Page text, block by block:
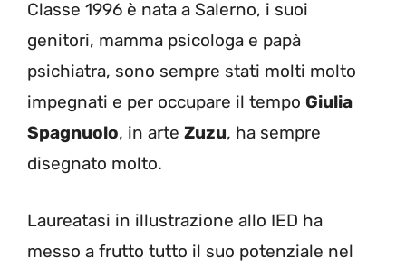
Classe 1996 è nata a Salerno, i suoi
genitori, mamma psicologa e papà
psichiatra, sono sempre stati molti molto
impegnati e per occupare il tempo Giulia
Spagnuolo, in arte Zuzu, ha sempre
disegnato molto.
Laureatasi in illustrazione allo IED ha
messo a frutto tutto il suo potenziale nel